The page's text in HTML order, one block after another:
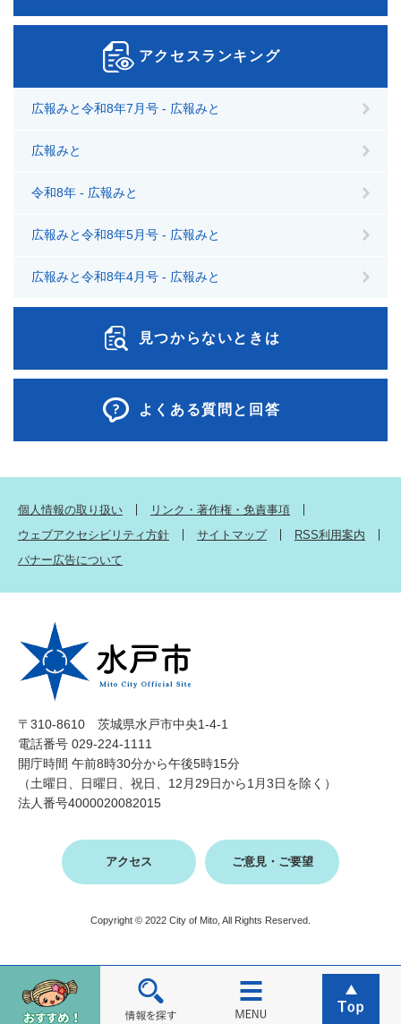
アクセスランキング
広報みと令和8年7月号 - 広報みと
広報みと
令和8年 - 広報みと
広報みと令和8年5月号 - 広報みと
広報みと令和8年4月号 - 広報みと
見つからないときは
よくある質問と回答
個人情報の取り扱い
リンク・著作権・免責事項
ウェブアクセシビリティ方針
サイトマップ
RSS利用案内
バナー広告について
〒310-8610 茨城県水戸市中央1-4-1
電話番号 029-224-1111
開庁時間 午前8時30分から午後5時15分
（土曜日、日曜日、祝日、12月29日から1月3日を除く）
法人番号4000020082015
アクセス ご意見・ご要望
Copyright © 2022 City of Mito, All Rights Reserved.